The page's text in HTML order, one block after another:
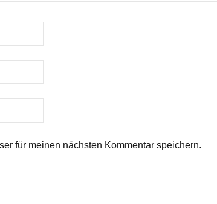
für meinen nächsten Kommentar speichern.